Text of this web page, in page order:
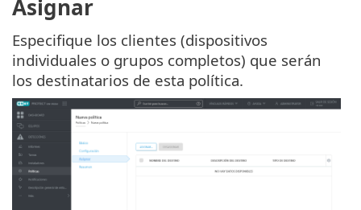
Asignar
Especifique los clientes (dispositivos
individuales o grupos completos) que serán
los destinatarios de esta política.